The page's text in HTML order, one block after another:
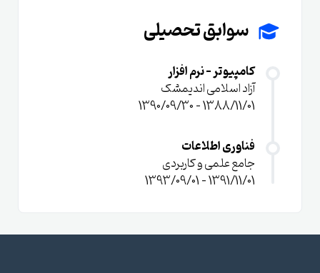
سوابق تحصیلی
کامپیوتر - نرم افزار
آزاد اسلامی اندیمشک
1388/11/01 - 1390/09/30
فناوری اطلاعات
جامع علمی و کاربردی
1391/11/01 - 1393/09/01